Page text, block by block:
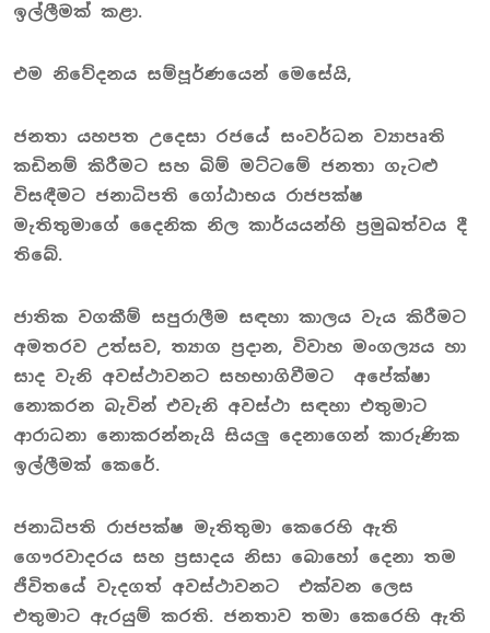
ඉල්ලීමක් කළා.
එම නිවේදනය සම්පූර්ණයෙන් මෙසේයි,
ජනතා යහපත උදෙසා රජයේ සංවර්ධන ව්‍යාපෘති
කඩිනම් කිරීමට සහ බිම් මට්ටමේ ජනතා ගැටළු
විසඳීමට ජනාධිපති ගෝඨාභය රාජපක්ෂ
මැතිතුමාගේ දෛනික නිල කාර්යයන්හි ප්‍රමුඛත්වය දී
තිබේ.
ජාතික වගකීම් සපුරාලීම සඳහා කාලය වැය කිරීමට
අමතරව උත්සව, ත්‍යාග ප්‍රදාන, විවාහ මංගල්‍යය හා
සාද වැනි අවස්ථාවනට සහභාගිවීමට අපේක්ෂා
නොකරන බැවින් එවැනි අවස්ථා සඳහා එතුමාට
ආරාධනා නොකරන්නැයි සියලු දෙනාගෙන් කාරුණික
ඉල්ලීමක් කෙරේ.
ජනාධිපති රාජපක්ෂ මැතිතුමා කෙරෙහි ඇති
ගෞරවාදරය සහ ප්‍රසාදය නිසා බොහෝ දෙනා තම
ජීවිතයේ වැදගත් අවස්ථාවනට එක්වන ලෙස
එතුමාට ඇරයුම් කරති. ජනතාව තමා කෙරෙහි ඇති